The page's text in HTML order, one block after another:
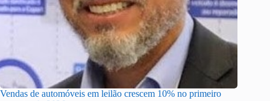
Vendas de automóveis em leilão crescem 10% no primeiro